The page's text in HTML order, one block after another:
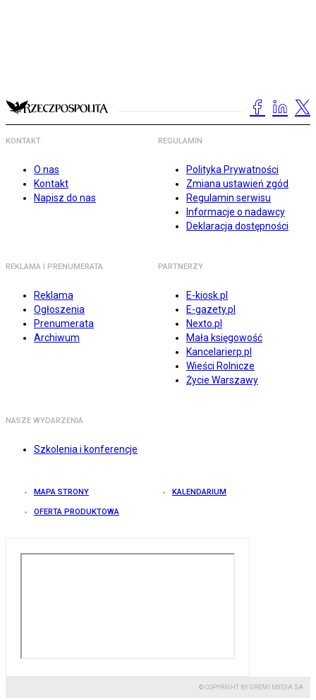
KONTAKT
O nas
Kontakt
Napisz do nas
REGULAMIN
Polityka Prywatności
Zmiana ustawień zgód
Regulamin serwisu
Informacje o nadawcy
Deklaracja dostępności
REKLAMA I PRENUMERATA
Reklama
Ogłoszenia
Prenumerata
Archiwum
PARTNERZY
E-kiosk.pl
E-gazety.pl
Nexto.pl
Mała księgowość
Kancelarierp.pl
Wieści Rolnicze
Życie Warszawy
NASZE WYDARZENIA
Szkolenia i konferencje
MAPA STRONY KALENDARIUM
OFERTA PRODUKTOWA
© COPYRIGHT BY GREMI MEDIA SA